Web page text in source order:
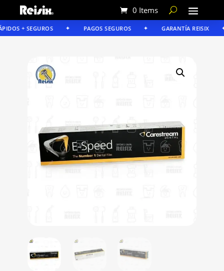
0 Items
+ SEGUROS PAGOS SEGUROS GARANTÍA REISIX